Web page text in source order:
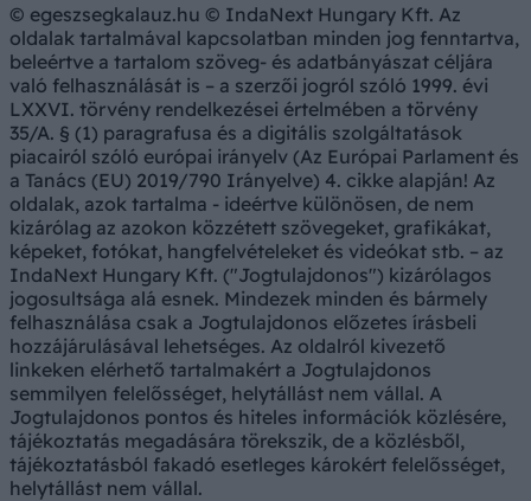
© egeszsegkalauz.hu © IndaNext Hungary Kft. Az
oldalak tartalmával kapcsolatban minden jog fenntartva,
beleértve a tartalom szöveg- és adatbányászat céljára
való felhasználását is – a szerzői jogról szóló 1999. évi
LXXVI. törvény rendelkezései értelmében a törvény
35/A. § (1) paragrafusa és a digitális szolgáltatások
piacairól szóló európai irányelv (Az Európai Parlament és
a Tanács (EU) 2019/790 Irányelve) 4. cikke alapján! Az
oldalak, azok tartalma - ideértve különösen, de nem
kizárólag az azokon közzétett szövegeket, grafikákat,
képeket, fotókat, hangfelvételeket és videókat stb. – az
IndaNext Hungary Kft. ("Jogtulajdonos") kizárólagos
jogosultsága alá esnek. Mindezek minden és bármely
felhasználása csak a Jogtulajdonos előzetes írásbeli
hozzájárulásával lehetséges. Az oldalról kivezető
linkeken elérhető tartalmakért a Jogtulajdonos
semmilyen felelősséget, helytállást nem vállal. A
Jogtulajdonos pontos és hiteles információk közlésére,
tájékoztatás megadására törekszik, de a közlésből,
tájékoztatásból fakadó esetleges károkért felelősséget,
helytállást nem vállal.